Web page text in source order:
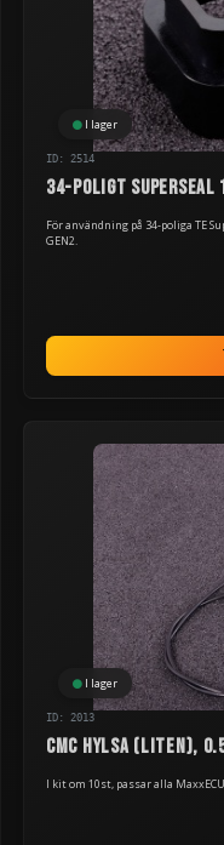
I lager
ID: 2514
34-poligt Superseal
För användning på 34-poliga TE
GEN2.
I lager
ID: 2013
CMC hylsa (liten),
I kit om 10st, passar alla